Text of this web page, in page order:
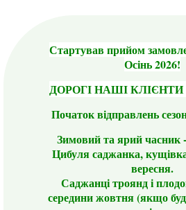
Стартував прийом
Осінь 2026!
ДОРОГІ НАШІ КЛІЄНТИ
Початок відправлень
Зимовий та ярий часник
Цибуля саджанка,
вересня.
Саджанці троянд і
середини жовтня (якщо